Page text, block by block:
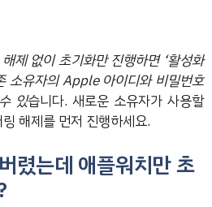
제 없이 초기화만 진행하면 ‘활성화
소유자의 Apple 아이디와 비밀번호
있습니다. 새로운 소유자가 사용할
해제를 먼저 진행하세요.
렸는데 애플워치만 초